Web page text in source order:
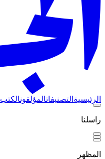
الرئيسية التصنيفاتالمؤلفونالكتب
راسلنا
المظهر